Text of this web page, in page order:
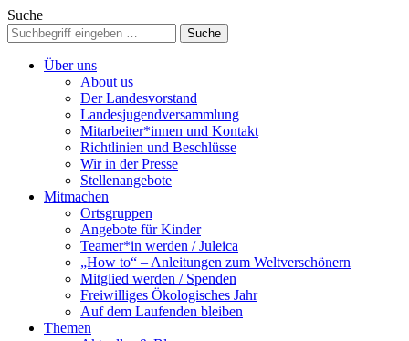
Suche
Über uns
About us
Der Landesvorstand
Landesjugendversammlung
Mitarbeiter*innen und Kontakt
Richtlinien und Beschlüsse
Wir in der Presse
Stellenangebote
Mitmachen
Ortsgruppen
Angebote für Kinder
Teamer*in werden / Juleica
„How to“ – Anleitungen zum Weltverschönern
Mitglied werden / Spenden
Freiwilliges Ökologisches Jahr
Auf dem Laufenden bleiben
Themen